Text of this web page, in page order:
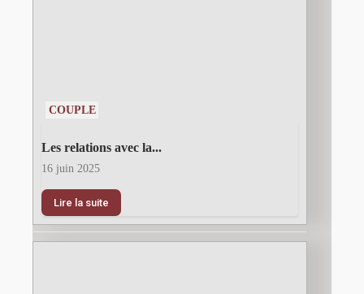
COUPLE
Les relations avec la...
16 juin 2025
Lire la suite